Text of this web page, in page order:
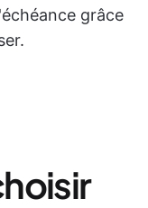
grâce